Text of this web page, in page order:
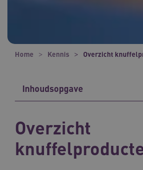
Home Kennis Overzicht
Inhoudsopgave
Overzicht